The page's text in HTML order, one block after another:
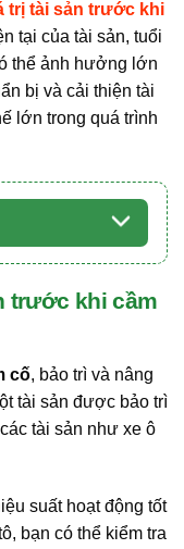
trị tài sản trước khi
tại của tài sản, tuổi
thể ảnh hưởng lớn
bị và cải thiện tài
lớn trong quá trình
trước khi cầm
cố, bảo trì và nâng
tài sản được bảo trì
tài sản như xe ô
suất hoạt động tốt
bạn có thể kiểm tra